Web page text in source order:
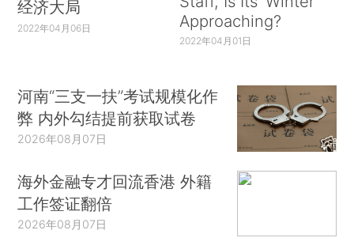
经济大局
2022年04月06日
Approaching?
2022年04月01日
河南“三支一扶”考试规模化作
弊 内外勾结提前获取试卷
2026年08月07日
海外金融专才回流香港 外籍
工作签证翻倍
2026年08月07日